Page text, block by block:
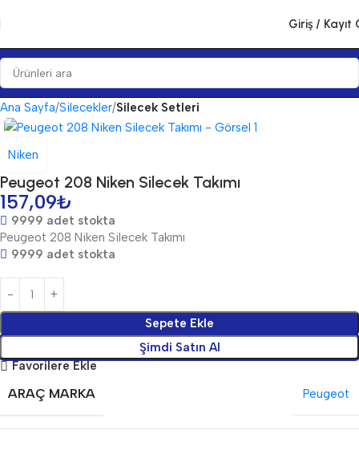
Giriş / Kayıt
Ana Sayfa Silecekler Silecek Setleri
Niken
Peugeot 208 Niken Silecek Takımı
157,09₺
9999 adet stokta
Peugeot 208 Niken Silecek Takımı
9999 adet stokta
Sepete Ekle
Şimdi Satın Al
Favorilere Ekle
ARAÇ MARKA Peugeot